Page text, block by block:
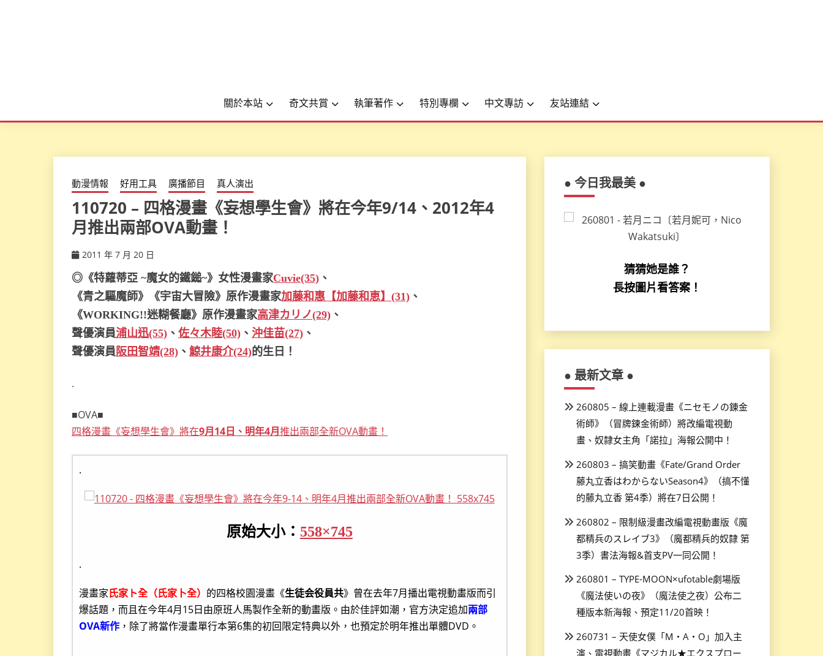
關於本站 奇文共賞 執筆著作 特別專欄 中文專訪 友站連結
動漫情報 好用工具 廣播節目 真人演出
110720 – 四格漫畫《妄想學生會》將在今年9/14、2012年4
月推出兩部OVA動畫！
2011 年 7 月 20 日
◎《特蘿蒂亞 ~魔女的鐵鎚~》女性漫畫家Cuvie(35) 、
《青之驅魔師》《宇宙大冒險》原作漫畫家加藤和惠【加藤和恵】(31) 、
《WORKING!!迷糊餐廳》原作漫畫家高津カリノ(29) 、
聲優演員浦山迅(55) 、 佐々木睦(50) 、 沖佳苗(27) 、
聲優演員 阪田智靖(28) 、 鯨井康介(24)的生日！
.
■OVA■
四格漫畫《妄想學生會》將在9月14日、明年4月推出兩部全新OVA動畫！
.
原始大小： 558×745
.
漫畫家氏家ト全（氏家卜全） 的四格校園漫畫《生徒会役員共》曾在去年7月播出電視動畫版而引
爆話題，而且在今年4月15日由原班人馬製作全新的動畫版。由於佳評如潮，官方決定追加兩部
OVA新作 ，除了將當作漫畫單行本第6集的初回限定特典以外，也預定於明年推出單體DVD。
● 今日我最美 ●
猜猜她是誰？
長按圖片看答案！
● 最新文章 ●
260805 – 線上連載漫畫《ニセモノの錬金
術師》（冒牌鍊金術師）將改編電視動
畫、奴隸女主角「諾拉」海報公開中！
260803 – 搞笑動畫《Fate/Grand Order
藤丸立香はわからないSeason4》（搞不懂
的藤丸立香 第4季）將在7日公開！
260802 – 限制級漫畫改編電視動畫版《魔
都精兵のスレイブ3》（魔都精兵的奴隸 第
3季）書法海報&首支PV一同公開！
260801 – TYPE-MOON×ufotable劇場版
《魔法使いの夜》（魔法使之夜）公布二
種版本新海報、預定11/20首映！
260731 – 天使女僕「M・A・O」加入主
演、電視動畫《マジカル★エクスプロー